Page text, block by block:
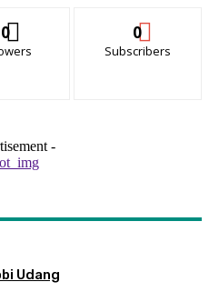
0 0
Subscribers
-
Udang